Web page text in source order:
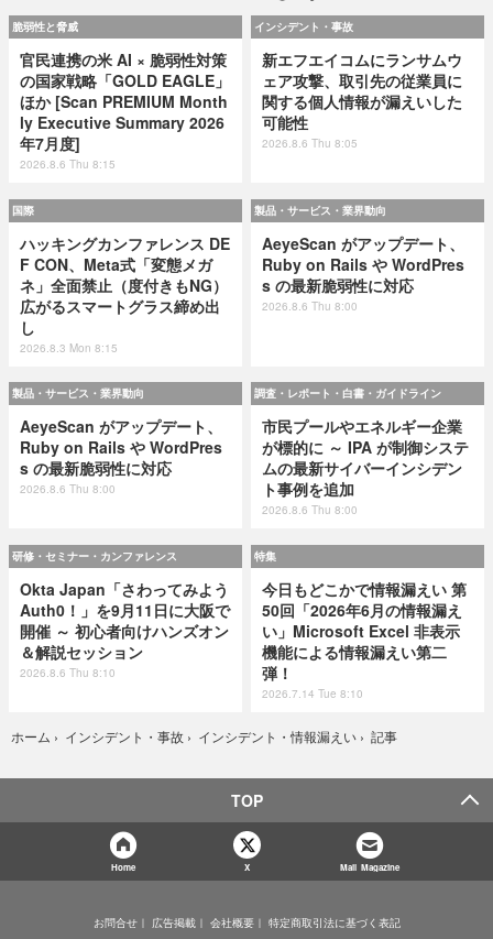
脆弱性と脅威
官民連携の米 AI × 脆弱性対策
の国家戦略「GOLD EAGLE」
ほか [Scan PREMIUM Month
ly Executive Summary 2026
年7月度]
2026.8.6 Thu 8:15
インシデント・事故
新エフエイコムにランサムウ
ェア攻撃、取引先の従業員に
関する個人情報が漏えいした
可能性
2026.8.6 Thu 8:05
国際
ハッキングカンファレンス DE
F CON、Meta式「変態メガ
ネ」全面禁止（度付きもNG）
広がるスマートグラス締め出
し
2026.8.3 Mon 8:15
製品・サービス・業界動向
AeyeScan がアップデート、
Ruby on Rails や WordPres
s の最新脆弱性に対応
2026.8.6 Thu 8:00
製品・サービス・業界動向
AeyeScan がアップデート、
Ruby on Rails や WordPres
s の最新脆弱性に対応
2026.8.6 Thu 8:00
調査・レポート・白書・ガイドライン
市民プールやエネルギー企業
が標的に ～ IPA が制御システ
ムの最新サイバーインシデン
ト事例を追加
2026.8.6 Thu 8:00
研修・セミナー・カンファレンス
Okta Japan「さわってみよう
Auth0！」を9月11日に大阪で
開催 ～ 初心者向けハンズオン
＆解説セッション
2026.8.6 Thu 8:10
特集
今日もどこかで情報漏えい 第
50回「2026年6月の情報漏え
い」Microsoft Excel 非表示
機能による情報漏えい第二
弾！
2026.7.14 Tue 8:10
ホーム › インシデント・事故 › インシデント・情報漏えい › 記事
TOP
Home X Mail Magazine
お問合せ 広告掲載 会社概要 特定商取引法に基づく表記